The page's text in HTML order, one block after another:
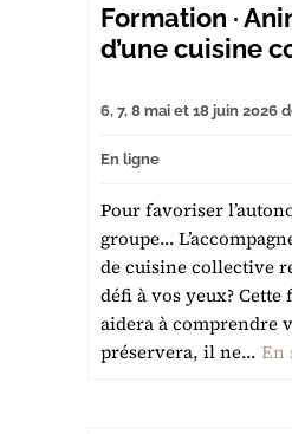
Formation ·
d’une cuisine
6, 7, 8 mai et 18 juin 2026
En ligne
Pour favoriser
groupe…
de cuisine collective
défi à vos yeux?
aidera à comprendre
préservera, il ne... En